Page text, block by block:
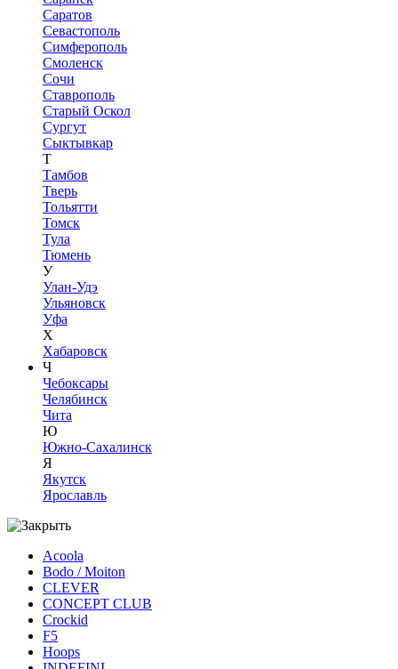
Саратов
Севастополь
Симферополь
Смоленск
Сочи
Ставрополь
Старый Оскол
Сургут
Сыктывкар
Т
Тамбов
Тверь
Тольятти
Томск
Тула
Тюмень
У
Улан-Удэ
Ульяновск
Уфа
Х
Хабаровск
Ч
Чебоксары
Челябинск
Чита
Ю
Южно-Сахалинск
Я
Якутск
Ярославль
Acoola
Bodo / Moiton
CLEVER
CONCEPT CLUB
Crockid
F5
Hoops